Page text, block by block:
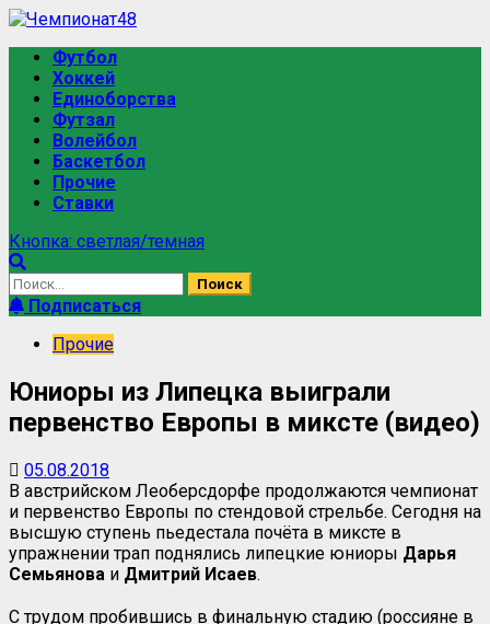
Перейти
содержимому
Основное
меню
Футбол
Хоккей
Единоборства
Футзал
Волейбол
Баскетбол
Прочие
Ставки
Кнопка: светлая/темная
Найти:
Подписаться
Прочие
Юниоры из Липецка выиграли
первенство Европы в миксте (видео)
05.08.2018
В австрийском Леоберсдорфе продолжаются чемпионат
и первенство Европы по стендовой стрельбе. Сегодня на
высшую ступень пьедестала почёта в миксте в
упражнении трап поднялись липецкие юниоры Дарья
Семьянова и Дмитрий Исаев.
С трудом пробившись в финальную стадию (россияне в